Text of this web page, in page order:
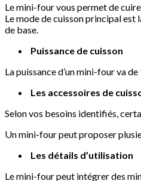
Le mini-four vous permet de
Le mode de cuisson principal
de base.
Puissance de cuisson
La puissance d’un mini-four va
Les accessoires de
Selon vos besoins identifiés,
Un mini-four peut proposer
Les détails d’utilisation
Le mini-four peut intégrer des